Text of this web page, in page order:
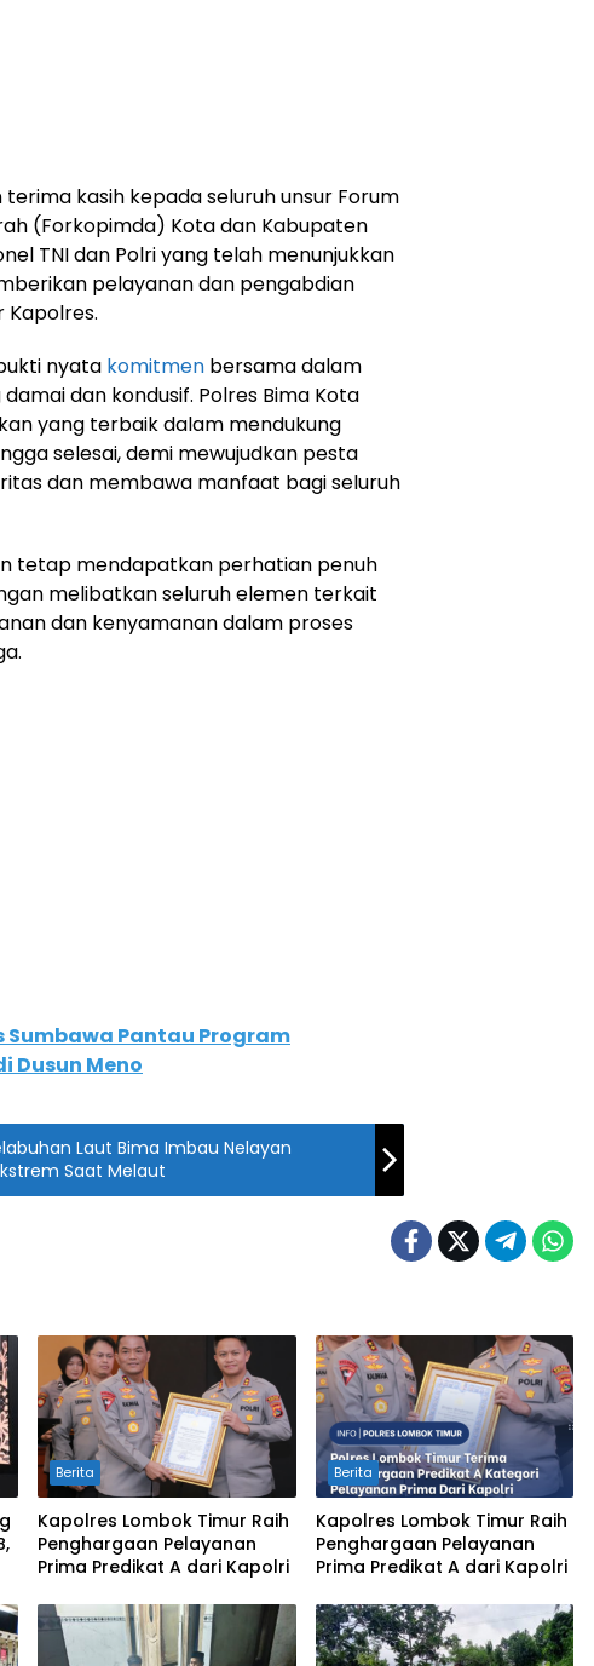
kasih kepada seluruh unsur Forum
(Forkopimda) Kota dan Kabupaten
TNI dan Polri yang telah menunjukkan
pelayanan dan pengabdian
Kapolres.
nyata komitmen bersama dalam
dan kondusif. Polres Bima Kota
yang terbaik dalam mendukung
selesai, demi mewujudkan pesta
dan membawa manfaat bagi seluruh
tetap mendapatkan perhatian penuh
melibatkan seluruh elemen terkait
dan kenyamanan dalam proses
Sumbawa Pantau Program
Dusun Meno
Laut Bima Imbau Nelayan
Saat Melaut
Berita
Kapolres Lombok Timur Raih
Penghargaan Pelayanan
Prima Predikat A dari Kapolri
Berita
Kapolres Lombok Timur Raih
Penghargaan Pelayanan
Prima Predikat A dari Kapolri